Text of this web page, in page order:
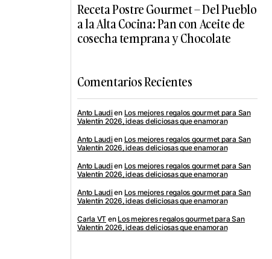
Receta Postre Gourmet – Del Pueblo
a la Alta Cocina: Pan con Aceite de
cosecha temprana y Chocolate
Comentarios Recientes
Anto Laudien Los mejores regalos gourmet para San
Valentín 2026, ideas deliciosas que enamoran
Anto Laudien Los mejores regalos gourmet para San
Valentín 2026, ideas deliciosas que enamoran
Anto Laudien Los mejores regalos gourmet para San
Valentín 2026, ideas deliciosas que enamoran
Anto Laudien Los mejores regalos gourmet para San
Valentín 2026, ideas deliciosas que enamoran
Carla VT en Los mejores regalos gourmet para San
Valentín 2026, ideas deliciosas que enamoran